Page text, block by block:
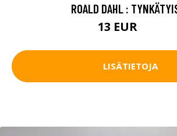
ROALD DAHL :
13 EUR
LISÄTIETOJA